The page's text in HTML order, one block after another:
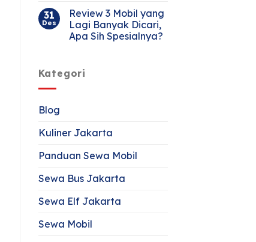
31
Des
Review 3 Mobil yang
Lagi Banyak Dicari,
Apa Sih Spesialnya?
Kategori
Blog
Kuliner Jakarta
Panduan Sewa Mobil
Sewa Bus Jakarta
Sewa Elf Jakarta
Sewa Mobil